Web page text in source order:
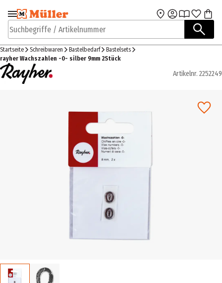
Zur Navigation
springen
Zum Hauptinhalt
Suchbegriffe / Artikelnummer
Startseite Schreibwaren Bastelbedarf
Bastelsets
rayher Wachszahlen -0- silber 9mm 2Stück
Artikelnr. 2252249